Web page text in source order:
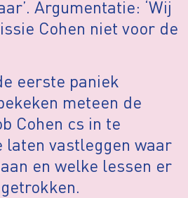
Argumentatie: ‘Wij
Cohen niet voor de
eerste paniek
meteen de
Cohen cs in te
laten vastleggen waar
en welke lessen er